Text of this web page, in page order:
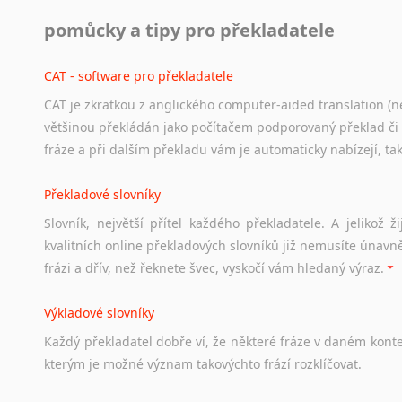
Odkazy poskytující cenné informace nekomerčního
Studium v Austrálii
Soubor odkazů užitečných všem, kteří uvažují o studiu v
a zázemí, australské univerzity a samozřejmě i osobní
Práce v Austrálii
Odkazy poskytující cenné informace nekomerčního
hledat práci na internetu případně osobní zkušenosti
Hledáte-li
práci
stejná obecná pravidla, jako pro český životopis. Tak dost
pomůcky a tipy pro překladatele
CAT - software pro překladatele
CAT je zkratkou z anglického computer-aided translation
většinou překládán jako počítačem podporovaný překlad
fráze a při dalším překladu vám je automaticky nabízejí,
Překladové slovníky
Slovník, největší přítel každého překladatele. A jelikož
kvalitních online překladových slovníků již nemusíte
frázi a dřív, než řeknete švec, vyskočí vám hledaný výraz.
Výkladové slovníky
Každý překladatel dobře ví, že některé fráze v daném
kterým je možné význam takovýchto frází rozklíčovat.